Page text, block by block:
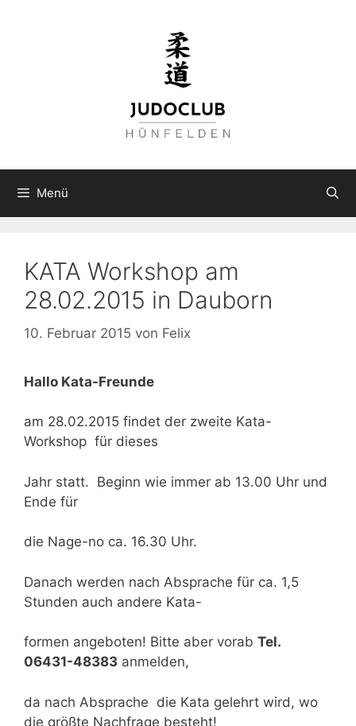
Menü
KATA Workshop am
28.02.2015 in Dauborn
10. Februar 2015 von Felix
Hallo Kata-Freunde
am 28.02.2015 findet der zweite Kata-
Workshop für dieses
Jahr statt. Beginn wie immer ab 13.00 Uhr und
Ende für
die Nage-no ca. 16.30 Uhr.
Danach werden nach Absprache für ca. 1,5
Stunden auch andere Kata-
formen angeboten! Bitte aber vorab Tel.
06431-48383 anmelden,
da nach Absprache die Kata gelehrt wird, wo
die größte Nachfrage besteht!